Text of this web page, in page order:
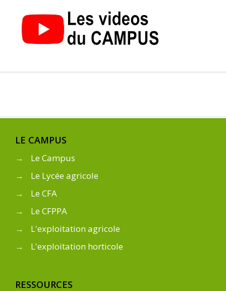
LE CAMPUS
→
Le Campus
→
Le Lycée agricole
→
Le CFA
→
Le CFPPA
→
L'exploitation agricole
→
L'exploitation horticole
RESSOURCES